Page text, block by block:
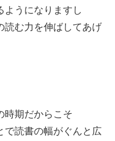
ようになりますし
読む力を伸ばしてあげ
時期だからこそ
で読書の幅がぐんと広